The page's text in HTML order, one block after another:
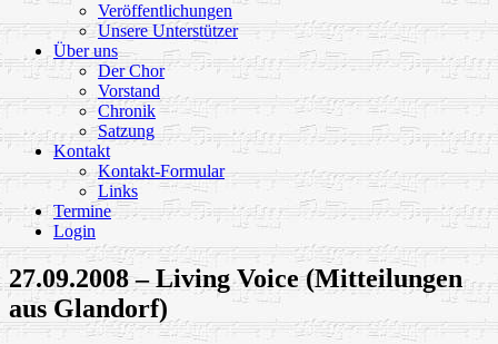
Veröffentlichungen
Unsere Unterstützer
Über uns
Der Chor
Vorstand
Chronik
Satzung
Kontakt
Kontakt-Formular
Links
Termine
Login
27.09.2008 – Living Voice (Mitteilungen
aus Glandorf)